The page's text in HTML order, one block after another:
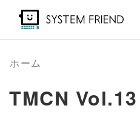
ン
コ
テ
ホーム
TMCN Vol.13